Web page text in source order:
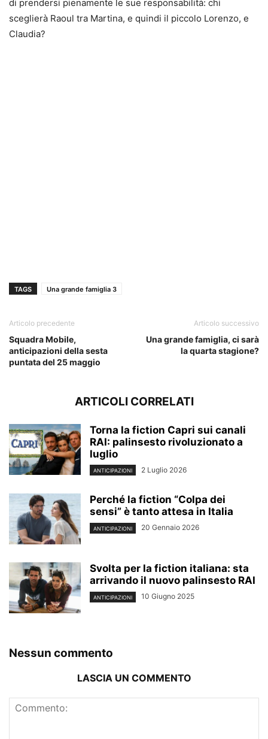
di prendersi pienamente le sue responsabilità: chi
sceglierà Raoul tra Martina, e quindi il piccolo Lorenzo, e
Claudia?
TAGS Una grande famiglia 3
Articolo precedente
Squadra Mobile,
anticipazioni della sesta
puntata del 25 maggio
Articolo successivo
Una grande famiglia, ci sarà
la quarta stagione?
ARTICOLI CORRELATI
Torna la fiction Capri sui canali
RAI: palinsesto rivoluzionato a
luglio
ANTICIPAZIONI 2 Luglio 2026
Perché la fiction “Colpa dei
sensi” è tanto attesa in Italia
ANTICIPAZIONI 20 Gennaio 2026
Svolta per la fiction italiana: sta
arrivando il nuovo palinsesto RAI
ANTICIPAZIONI 10 Giugno 2025
Nessun commento
LASCIA UN COMMENTO